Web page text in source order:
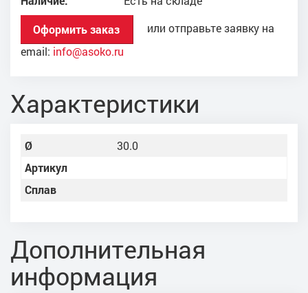
Оформить заказ
или отправьте заявку на
email: info@asoko.ru
Характеристики
Ø
30.0
Артикул
Сплав
Дополнительная
информация